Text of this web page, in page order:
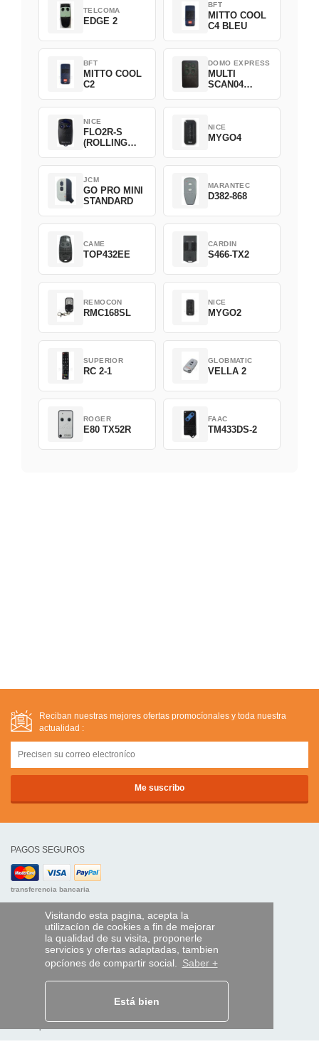
Visitando esta pagina, acepta la
utilizacíon de cookies a fin de mejorar
la qualidad de su visita, proponerle
servicios y ofertas adaptadas, tambien
opcíones de compartir social. Saber +
Está bien
TELCOMA
EDGE 2
BFT
MITTO COOL
C4 BLEU
BFT
MITTO COOL
C2
DOMO EXPRESS
MULTI
SCAN04
NICE
FLO2R-S
(ROLLING
NICE
MYGO4
JCM
GO PRO MINI
STANDARD
MARANTEC
D382-868
CAME
TOP432EE
CARDIN
S466-TX2
REMOCON
RMC168SL
NICE
MYGO2
SUPERIOR
RC 2-1
GLOBMATIC
VELLA 2
ROGER
E80 TX52R
FAAC
TM433DS-2
Reciban nuestras mejores ofertas promocíonales y toda nuestra
actualidad :
PAGOS SEGUROS
transferencia bancaria
AYUDA Y SERVICIOS
Localice su envío
MANDO EXPRESS
¿Quiénes somos?